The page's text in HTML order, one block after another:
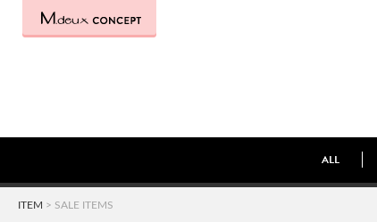
ALL
ITEM > SALE ITEMS